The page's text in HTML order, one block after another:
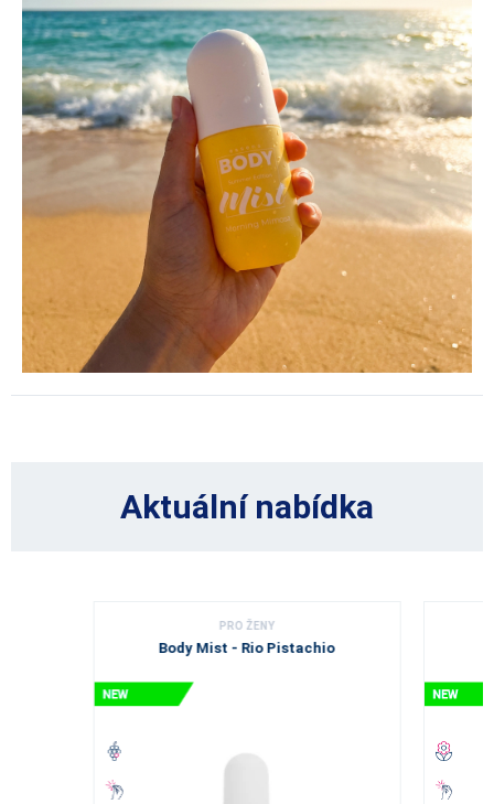
Aktuální nabídka
PRO ŽENY
Body Mist - Rio Pistachio